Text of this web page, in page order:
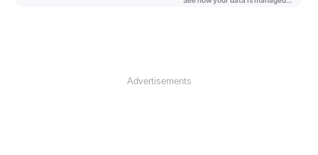
Advertisements